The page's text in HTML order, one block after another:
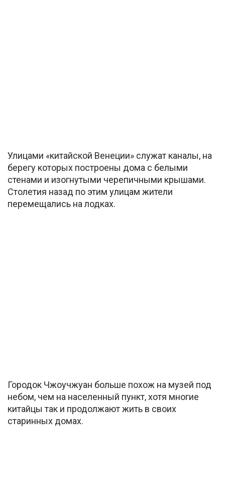
Улицами «китайской Венеции» служат каналы, на
берегу которых построены дома с белыми
стенами и изогнутыми черепичными крышами.
Столетия назад по этим улицам жители
перемещались на лодках.
Городок Чжоучжуан больше похож на музей под
небом, чем на населенный пункт, хотя многие
китайцы так и продолжают жить в своих
старинных домах.